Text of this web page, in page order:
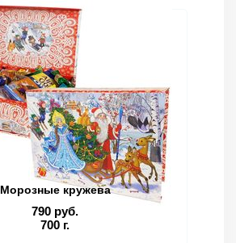
Морозные кружева
790 руб.
700 г.